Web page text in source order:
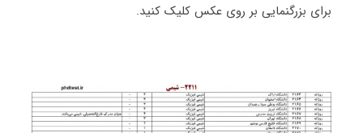
برای بزرگنمایی بر روی عکس کلیک کنید.